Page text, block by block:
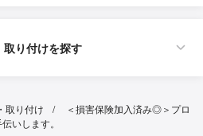
り付けを探す
取り付け
＜損害保険加入済み◎＞プロ
いします。